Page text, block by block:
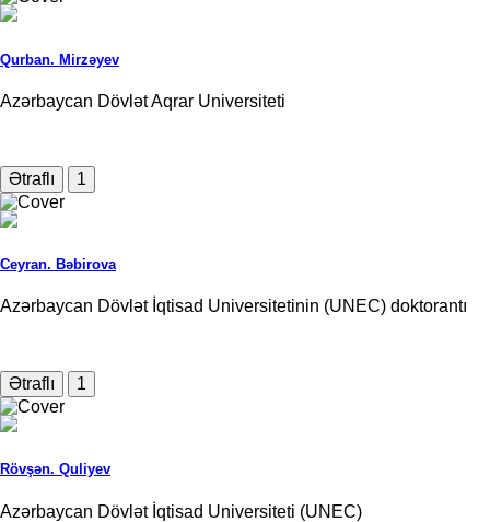
Qurban. Mirzəyev
Azərbaycan Dövlət Aqrar Universiteti
Ətraflı 1
Ceyran. Bəbirova
Azərbaycan Dövlət İqtisad Universitetinin (UNEC) doktorantı
Ətraflı 1
Rövşən. Quliyev
Azərbaycan Dövlət İqtisad Universiteti (UNEC)